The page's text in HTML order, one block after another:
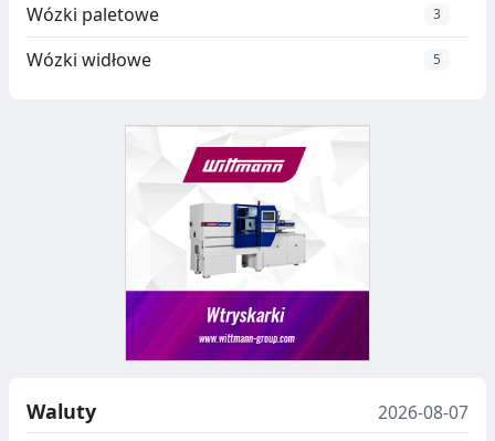
Wózki paletowe 3
Wózki widłowe 5
Waluty 2026-08-07